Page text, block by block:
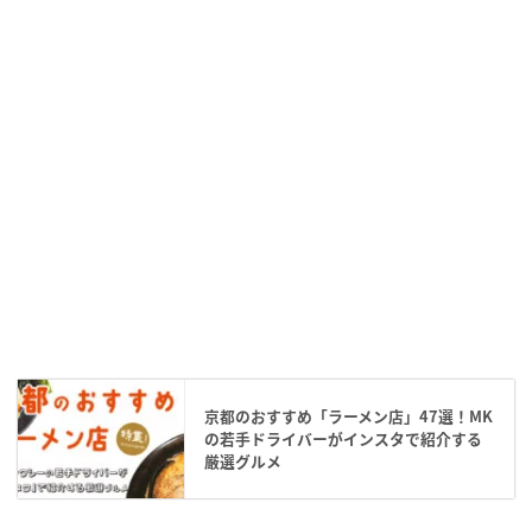
京都のおすすめ「ラーメン店」47選！MK
の若手ドライバーがインスタで紹介する
厳選グルメ